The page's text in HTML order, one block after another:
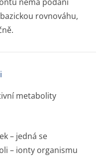
rovnováhu,
metabolity
– jedná se
– ionty organismu